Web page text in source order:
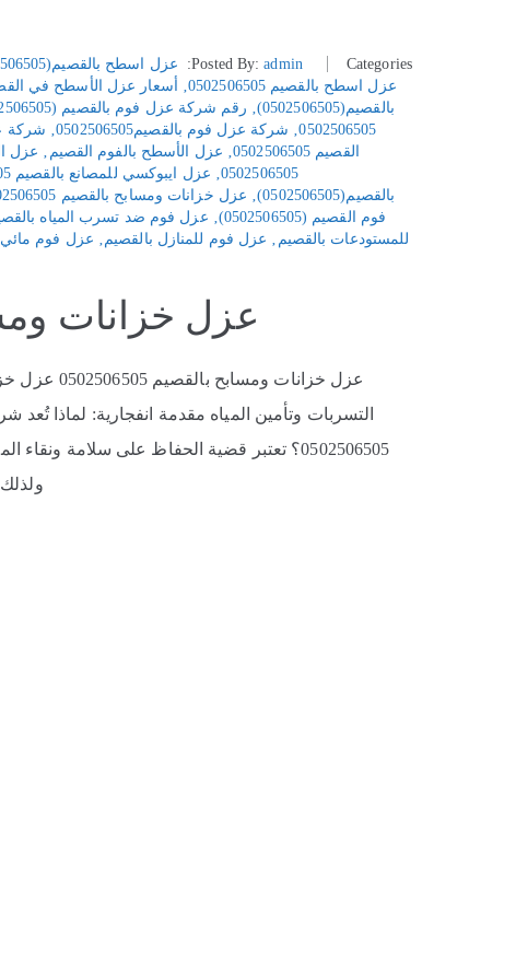
Posted By:admin Categories: عزل اسطح بالقصيم(0502506505)
عزل اسطح بالقصيم 0502506505
‚ أسعار عزل الأسطح في القصيم
بالقصيم(0502506505)
‚ رقم شركة عزل فوم بالقصيم (0502506505)
0502506505
‚ شركة عزل فوم بالقصيم0502506505 ‚ شركة
القصيم 0502506505
‚ عزل الأسطح بالفوم القصيم ‚ عزل
0502506505
‚ عزل ايبوكسي للمصانع بالقصيم 0502506505
بالقصيم(0502506505)
‚ عزل خزانات ومسابح بالقصيم 0502506505
فوم القصيم (0502506505)
‚ عزل فوم ضد تسرب المياه
للمستودعات بالقصيم ‚ عزل فوم للمنازل بالقصيم‚ عزل فوم مائي
عزل خزانات ومسابح
التسربات وتأمين المياه مقدمة انفجارية: لماذا
0502506505؟ تعتبر قضية الحفاظ على سلامة
ولذلك